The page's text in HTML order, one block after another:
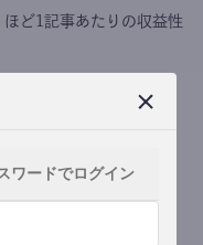
ワードでログイン
ほど1記事あたりの収益性